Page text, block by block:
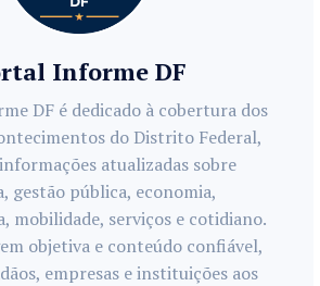
Informe DF
DF é dedicado à cobertura dos
do Distrito Federal,
atualizadas sobre
gestão pública, economia,
mobilidade, serviços e cotidiano.
objetiva e conteúdo confiável,
empresas e instituições aos